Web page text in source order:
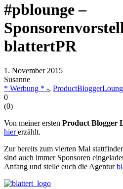
#pblounge –
blattertPR
1. November 2015
Susanne
* Werbung * -,
0
(0)
Von meiner ersten Product Blogger
hiererzählt.
Zur bereits zum vierten Mal
sind auch immer Sponsoren
Anfang und stelle euch die Agentur